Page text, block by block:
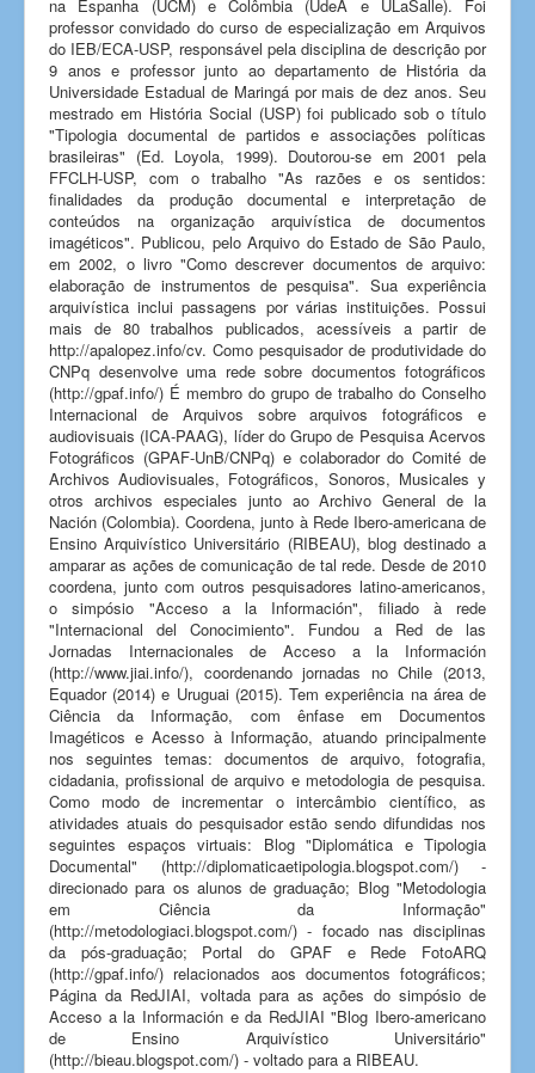
na Espanha (UCM) e Colômbia (UdeA e ULaSalle). Foi
professor convidado do curso de especialização em Arquivos
do IEB/ECA-USP, responsável pela disciplina de descrição por
9 anos e professor junto ao departamento de História da
Universidade Estadual de Maringá por mais de dez anos. Seu
mestrado em História Social (USP) foi publicado sob o título
"Tipologia documental de partidos e associações políticas
brasileiras" (Ed. Loyola, 1999). Doutorou-se em 2001 pela
FFCLH-USP, com o trabalho "As razões e os sentidos:
finalidades da produção documental e interpretação de
conteúdos na organização arquivística de documentos
imagéticos". Publicou, pelo Arquivo do Estado de São Paulo,
em 2002, o livro "Como descrever documentos de arquivo:
elaboração de instrumentos de pesquisa". Sua experiência
arquivística inclui passagens por várias instituições. Possui
mais de 80 trabalhos publicados, acessíveis a partir de
http://apalopez.info/cv. Como pesquisador de produtividade do
CNPq desenvolve uma rede sobre documentos fotográficos
(http://gpaf.info/) É membro do grupo de trabalho do Conselho
Internacional de Arquivos sobre arquivos fotográficos e
audiovisuais (ICA-PAAG), líder do Grupo de Pesquisa Acervos
Fotográficos (GPAF-UnB/CNPq) e colaborador do Comité de
Archivos Audiovisuales, Fotográficos, Sonoros, Musicales y
otros archivos especiales junto ao Archivo General de la
Nación (Colombia). Coordena, junto à Rede Ibero-americana de
Ensino Arquivístico Universitário (RIBEAU), blog destinado a
amparar as ações de comunicação de tal rede. Desde de 2010
coordena, junto com outros pesquisadores latino-americanos,
o simpósio "Acceso a la Información", filiado à rede
"Internacional del Conocimiento". Fundou a Red de las
Jornadas Internacionales de Acceso a la Información
(http://www.jiai.info/), coordenando jornadas no Chile (2013,
Equador (2014) e Uruguai (2015). Tem experiência na área de
Ciência da Informação, com ênfase em Documentos
Imagéticos e Acesso à Informação, atuando principalmente
nos seguintes temas: documentos de arquivo, fotografia,
cidadania, profissional de arquivo e metodologia de pesquisa.
Como modo de incrementar o intercâmbio científico, as
atividades atuais do pesquisador estão sendo difundidas nos
seguintes espaços virtuais: Blog "Diplomática e Tipologia
Documental" (http://diplomaticaetipologia.blogspot.com/) -
direcionado para os alunos de graduação; Blog "Metodologia
em Ciência da Informação"
(http://metodologiaci.blogspot.com/) - focado nas disciplinas
da pós-graduação; Portal do GPAF e Rede FotoARQ
(http://gpaf.info/) relacionados aos documentos fotográficos;
Página da RedJIAI, voltada para as ações do simpósio de
Acceso a la Información e da RedJIAI "Blog Ibero-americano
de Ensino Arquivístico Universitário"
(http://bieau.blogspot.com/) - voltado para a RIBEAU.